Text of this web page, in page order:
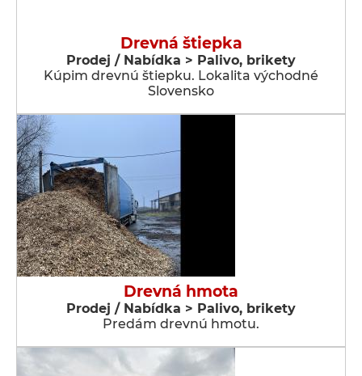
Drevná štiepka
Prodej / Nabídka > Palivo, brikety
Kúpim drevnú štiepku. Lokalita východné
Slovensko
Drevná hmota
Prodej / Nabídka > Palivo, brikety
Predám drevnú hmotu.